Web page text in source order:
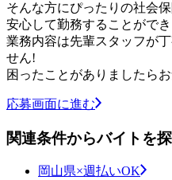
そんな方にぴったりの社会
安心して勤務することがで
業務内容は先輩スタッフが
せん!
困ったことがありましたら
応募画面に進む
関連条件からバイトを
岡山県×週払いOK